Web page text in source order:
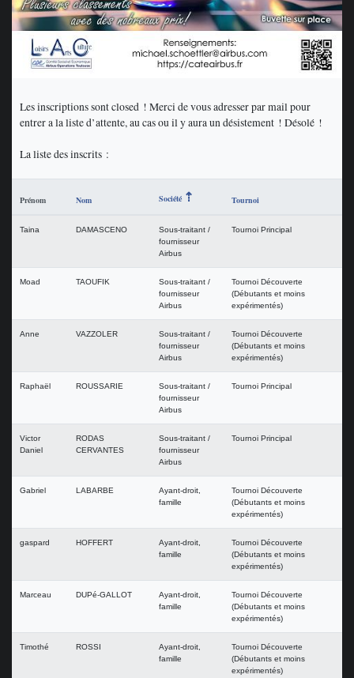
Les inscriptions sont closed ! Merci de vous adresser par mail pour
entrer a la liste d’attente, au cas ou il y aura un désistement ! Désolé !
La liste des inscrits :
Prénom Nom Société Tournoi
Taina DAMASCENO
Sous-traitant /
fournisseur
Airbus
Tournoi Principal
Moad TAOUFIK
Sous-traitant /
fournisseur
Airbus
Tournoi Découverte
(Débutants et moins
expérimentés)
Anne VAZZOLER
Sous-traitant /
fournisseur
Airbus
Tournoi Découverte
(Débutants et moins
expérimentés)
Raphaël ROUSSARIE
Sous-traitant /
fournisseur
Airbus
Tournoi Principal
Victor
Daniel
RODAS
CERVANTES
Sous-traitant /
fournisseur
Airbus
Tournoi Principal
Gabriel LABARBE
Ayant-droit,
famille
Tournoi Découverte
(Débutants et moins
expérimentés)
gaspard HOFFERT
Ayant-droit,
famille
Tournoi Découverte
(Débutants et moins
expérimentés)
Marceau DUPé-GALLOT
Ayant-droit,
famille
Tournoi Découverte
(Débutants et moins
expérimentés)
Timothé ROSSI
Ayant-droit,
famille
Tournoi Découverte
(Débutants et moins
expérimentés)